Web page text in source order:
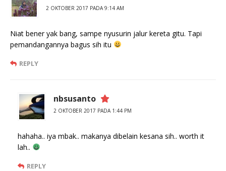
2 OKTOBER 2017 PADA 9:14 AM
Niat bener yak bang, sampe nyusurin jalur kereta gitu. Tapi
pemandangannya bagus sih itu
REPLY
nbsusanto
2 OKTOBER 2017 PADA 1:44 PM
hahaha.. iya mbak.. makanya dibelain kesana sih.. worth it
lah..
REPLY